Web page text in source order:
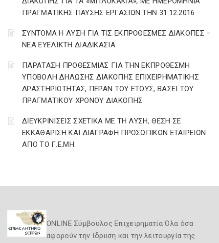
ΠΡΑΓΜΑΤΙΚΗΣ ΠΑΥΣΗΣ ΕΡΓΑΣΙΩΝ ΤΗΝ 31.12.2016
ΣΥΝΤΟΜΑ Η ΛΥΣΗ ΓΙΑ ΤΙΣ ΕΚΠΡΟΘΕΣΜΕΣ ΔΙΑΚΟΠΕΣ –
ΝΕΑ ΕΥΕΛΙΚΤΗ ΔΙΑΔΙΚΑΣΙΑ
ΠΑΡΑΤΑΣΗ ΠΡΟΘΕΣΜΙΑΣ ΓΙΑ ΤΗΝ ΕΚΠΡΟΘΕΣΜΗ
ΥΠΟΒΟΛΗ ΔΗΛΩΣΗΣ ΔΙΑΚΟΠΗΣ ΕΠΙΧΕΙΡΗΜΑΤΙΚΗΣ
ΔΡΑΣΤΗΡΙΟΤΗΤΑΣ, ΠΕΡΑΝ ΤΟΥ ΕΤΟΥΣ, ΒΑΣΕΙ ΤΟΥ
ΠΡΑΓΜΑΤΙΚΟΥ ΧΡΟΝΟΥ ΔΙΑΚΟΠΗΣ
ΔΙΕΥΚΡΙΝΙΣΕΙΣ ΣΧΕΤΙΚΑ ΜΕ ΤΗ ΛΥΣΗ, ΘΕΣΗ ΣΕ
ΕΚΚΑΘΑΡΙΣΗ ΚΑΙ ΔΙΑΓΡΑΦΗ ΠΡΟΣΩΠΙΚΩΝ ΕΤΑΙΡΕΙΩΝ
ΑΠΟ ΤΟ Γ.Ε.ΜΗ.
ONLINE Σύμβουλος Επιχειρηματία Όλα όσα
αφορούν την ίδρυση και την λειτουργία της